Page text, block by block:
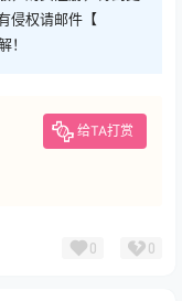
侵权请邮件【
！
给TA打赏
0 0